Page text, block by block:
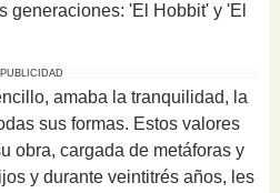
generaciones: 'El Hobbit' y 'El
PUBLICIDAD
amaba la tranquilidad, la
sus formas. Estos valores
obra, cargada de metáforas y
y durante veintitrés años, les